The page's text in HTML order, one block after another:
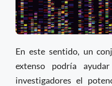
En este sentido, un
extenso podría
investigadores el